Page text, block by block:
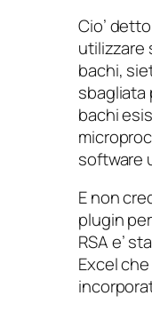
Cio’
utilizzare
bachi,
sbagliata
bachi
software
E non
plugin
RSA e’
Excel